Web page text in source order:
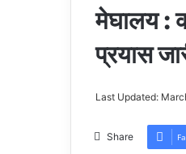
मेघालय :
प्रयास
Last Updated:
Share